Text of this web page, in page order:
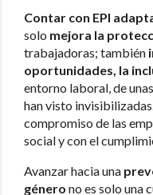
Contar con EPI
solo mejora la
trabajadoras; también
oportunidades, la
entorno laboral, de
han visto
compromiso de las
social y con el
Avanzar hacia una
género no es solo una